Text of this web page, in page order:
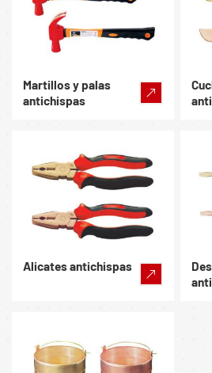
Martillos y palas
antichispas
Alicates antichispas